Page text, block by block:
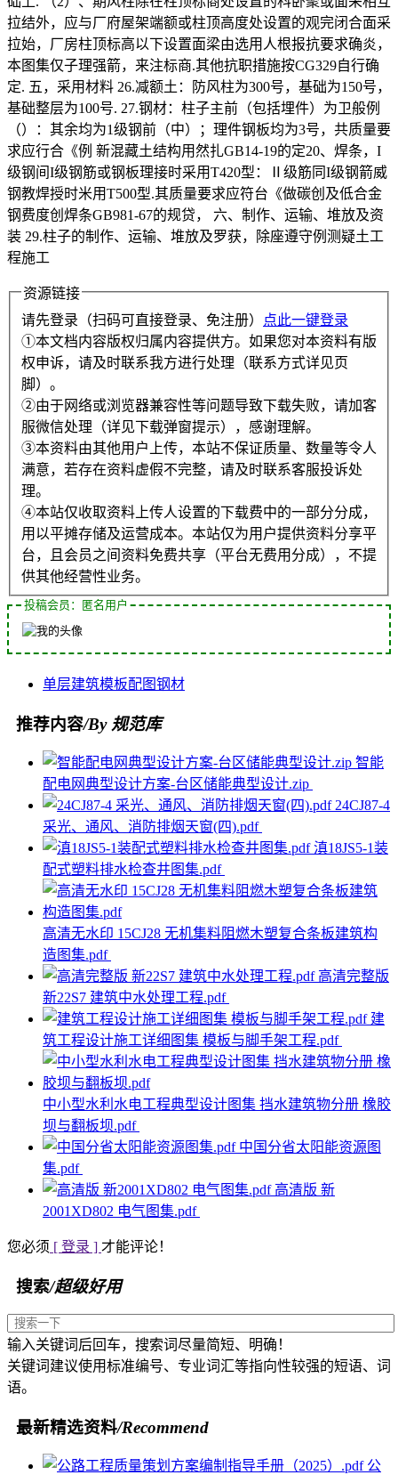
拉结外，应与厂府屋架端额或柱顶高度处设置的观完闭合面采
拉始，厂房柱顶标高以下设置面梁由选用人根报抗要求确炎，
本图集仅子理强箭，来注标商.其他抗职措施按CG329自行确
定. 五，采用材料 26.减额土：防风柱为300号，基础为150号，
基础整层为100号. 27.钢材：柱子主前（包括埋件）为卫般例
（）：其余均为1级钢前（中）；理件钢板均为3号，共质量要
求应行合《例 新混藏土结构用然扎GB14-19的定20、焊条，I
级钢间I级钢筋或钢板理接时采用T420型：Ⅱ级筋同I级钢箭威
钢教焊授时米用T500型.其质量要求应符台《做碳创及低合金
钢费度创焊条GB981-67的规贷， 六、制作、运输、堆放及资
装 29.柱子的制作、运输、堆放及罗获，除座遵守例测疑土工
程施工
资源链接
请先登录（扫码可直接登录、免注册）
点此一键登录
①本文档内容版权归属内容提供方。如果您对本资料有版
权申诉，请及时联系我方进行处理（联系方式详见页
脚）。
②由于网络或浏览器兼容性等问题导致下载失败，请加客
服微信处理（详见下载弹窗提示），感谢理解。
③本资料由其他用户上传，本站不保证质量、数量等令人
满意，若存在资料虚假不完整，请及时联系客服投诉处
理。
④本站仅收取资料上传人设置的下载费中的一部分分成，
用以平摊存储及运营成本。本站仅为用户提供资料分享平
台，且会员之间资料免费共享（平台无费用分成），不提
供其他经营性业务。
投稿会员：匿名用户
单层建筑模板配图钢材
推荐内容/By 规范库
智能
配电网典型设计方案-台区储能典型设计.zip
24CJ87-4
采光、通风、消防排烟天窗(四).pdf
滇18JS5-1装
配式塑料排水检查井图集.pdf
高清无水印 15CJ28 无机集料阻燃木塑复合条板建筑构
造图集.pdf
高清完整版
新22S7 建筑中水处理工程.pdf
建
筑工程设计施工详细图集 模板与脚手架工程.pdf
中小型水利水电工程典型设计图集 挡水建筑物分册 橡胶
坝与翻板坝.pdf
中国分省太阳能资源图
集.pdf
高清版 新
2001XD802 电气图集.pdf
您必须 [ 登录 ] 才能评论！
搜索/超级好用
输入关键词后回车，搜索词尽量简短、明确！
关键词建议使用标准编号、专业词汇等指向性较强的短语、词
语。
最新精选资料/Recommend
公